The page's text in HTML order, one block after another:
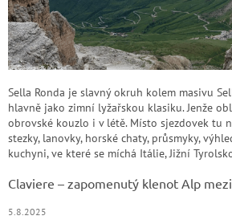
Sella Ronda je slavný okruh kolem masivu
hlavně jako zimní lyžařskou klasiku. Jenže
obrovské kouzlo i v létě. Místo sjezdovek tu
stezky, lanovky, horské chaty, průsmyky,
kuchyni, ve které se míchá Itálie, Jižní
Claviere – zapomenutý klenot Alp
5.8.2025